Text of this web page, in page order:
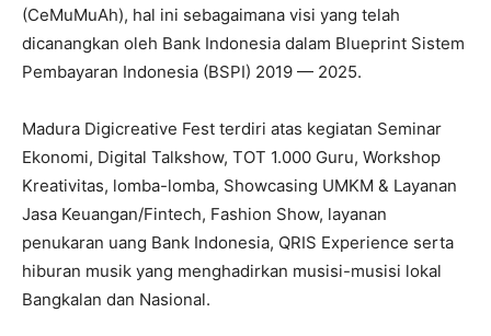
(CeMuMuAh), hal ini sebagaimana visi yang telah
dicanangkan oleh Bank Indonesia dalam Blueprint Sistem
Pembayaran Indonesia (BSPI) 2019 — 2025.
Madura Digicreative Fest terdiri atas kegiatan Seminar
Ekonomi, Digital Talkshow, TOT 1.000 Guru, Workshop
Kreativitas, lomba-lomba, Showcasing UMKM & Layanan
Jasa Keuangan/Fintech, Fashion Show, layanan
penukaran uang Bank Indonesia, QRIS Experience serta
hiburan musik yang menghadirkan musisi-musisi lokal
Bangkalan dan Nasional.